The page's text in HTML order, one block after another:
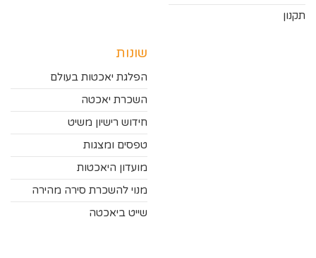
תקנון
שונות
הפלגת יאכטות בעולם
השכרת יאכטה
חידוש רישיון משיט
טפסים ומצגות
מועדון היאכטות
מנוי להשכרת סירה מהירה
שייט ביאכטה